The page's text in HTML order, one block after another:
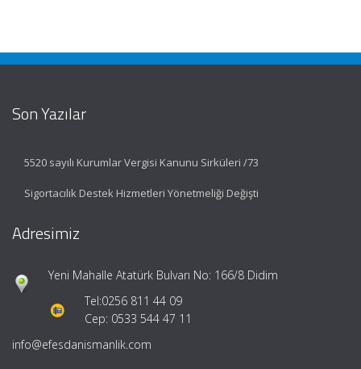
Son Yazılar
5520 sayılı Kurumlar Vergisi Kanunu Sirküleri /73
Sigortacılık Destek Hizmetleri Yönetmeliği Değişti
Adresimiz
Yeni Mahalle Atatürk Bulvarı No: 166/8 Didim
Tel:0256 811 44 09
Cep: 0533 544 47 11
info@efesdanismanlik.com